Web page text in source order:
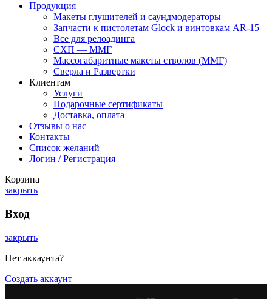
Продукция
Макеты глушителей и саундмодераторы
Запчасти к пистолетам Glock и винтовкам AR-15
Все для релоадинга
СХП — ММГ
Массогабаритные макеты стволов (ММГ)
Сверла и Развертки
Клиентам
Услуги
Подарочные сертификаты
Доставка, оплата
Отзывы о нас
Контакты
Список желаний
Логин / Регистрация
Корзина
закрыть
Вход
закрыть
Нет аккаунта?
Создать аккаунт